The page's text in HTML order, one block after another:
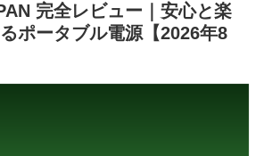
完全レビュー｜安心と楽
ポータブル電源【2026年8